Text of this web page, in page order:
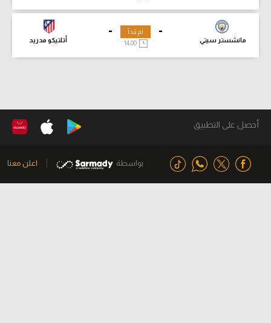
-
مانشستر سيتي
-
أتلتيكو مدريد
لم تبدأ
14:00
أحصل على التطبيق
بواسطة اعلن معنا